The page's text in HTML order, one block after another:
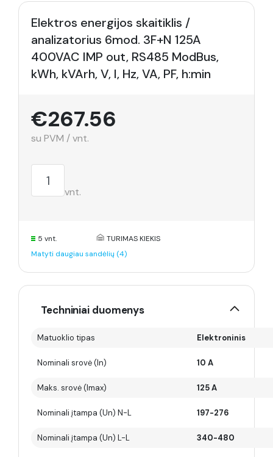
Elektros energijos skaitiklis /
analizatorius 6mod. 3F+N 125A
400VAC IMP out, RS485 ModBus,
kWh, kVArh, V, I, Hz, VA, PF, h:min
€267.56
su PVM / vnt.
vnt.
5 vnt.
TURIMAS KIEKIS
Matyti daugiau sandėlių (4)
Techniniai duomenys
Matuoklio tipas Elektroninis
Nominali srovė (In) 10 A
Maks. srovė (Imax) 125 A
Nominali įtampa (Un) N-L 197-276
Nominali įtampa (Un) L-L 340-480